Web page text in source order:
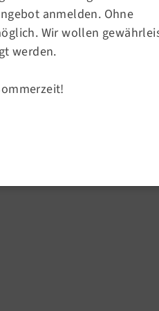
Sportangebote
Sportsuche
Sport & Ballsport
anmelden. Ohne
Wir wollen
werden.